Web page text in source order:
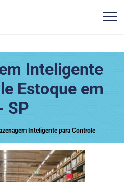
Inteligente
Estoque em
SP
Inteligente para Controle